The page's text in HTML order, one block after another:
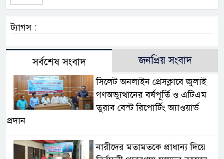
ট্যাগস :
সর্বশেষ সংবাদ জনপ্রিয় সংবাদ
সিলেট অনলাইন প্রেসক্লাবে জুলাই
গণঅভ্যুত্থানের বর্ষপূর্তি ও এটিএম
তুরাব বেস্ট রিপোর্টিং অ্যাওয়ার্ড
প্রদান
নারীদের মতামতকে প্রাধান্য দিয়ে